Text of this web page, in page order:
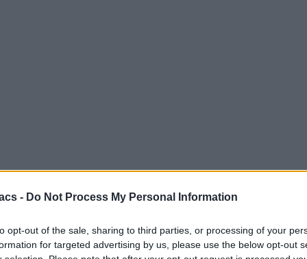
- Do Not Process My Personal Information
opt-out of the sale, sharing to third parties, or processing of your
for targeted advertising by us, please use the below opt-out